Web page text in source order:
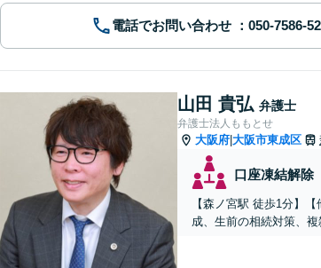
電話でお問い合わせ
山田 貴弘 弁護士
弁護士法人ももとせ
大阪府 大阪市東成区
口座凍結解除
【森ノ宮駅 徒歩1分】
成、生前の相続対策、